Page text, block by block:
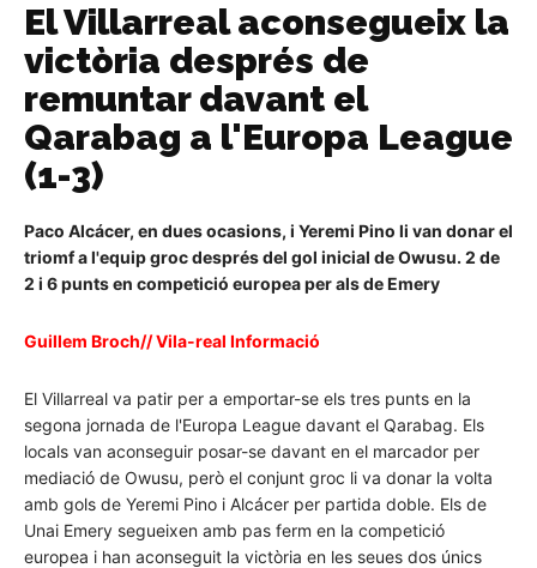
El Villarreal aconsegueix la
victòria després de
remuntar davant el
Qarabag a l'Europa League
(1-3)
Paco Alcácer, en dues ocasions, i Yeremi Pino li van donar el
triomf a l'equip groc després del gol inicial de Owusu. 2 de
2 i 6 punts en competició europea per als de Emery
Guillem Broch// Vila-real Informació
El Villarreal va patir per a emportar-se els tres punts en la
segona jornada de l'Europa League davant el Qarabag. Els
locals van aconseguir posar-se davant en el marcador per
mediació de Owusu, però el conjunt groc li va donar la volta
amb gols de Yeremi Pino i Alcácer per partida doble. Els de
Unai Emery segueixen amb pas ferm en la competició
europea i han aconseguit la victòria en les seues dos únics